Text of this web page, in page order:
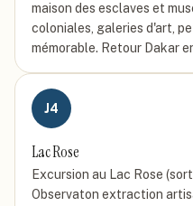
maison des esclaves et
coloniales, galeries d'art,
mémorable. Retour Dakar
J4
Lac Rose
Excursion au Lac Rose
Observaton extraction